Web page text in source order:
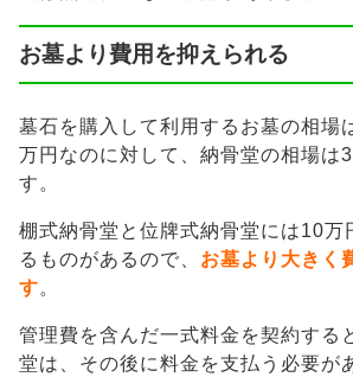
お墓より費用を抑えられる
墓石を購入して利用するお墓の相場
万円なのに対して、納骨堂の相場は
す。
棚式納骨堂と位牌式納骨堂には10万
るものがあるので、 お墓より大きく
す。
管理費を含んだ一式料金を契約する
堂は、その後に料金を支払う必要が